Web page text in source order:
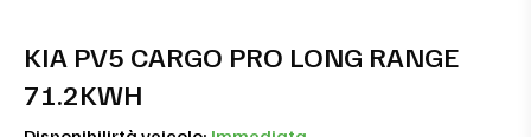
KIA PV5 CARGO PRO LONG RANGE
71.2KWH